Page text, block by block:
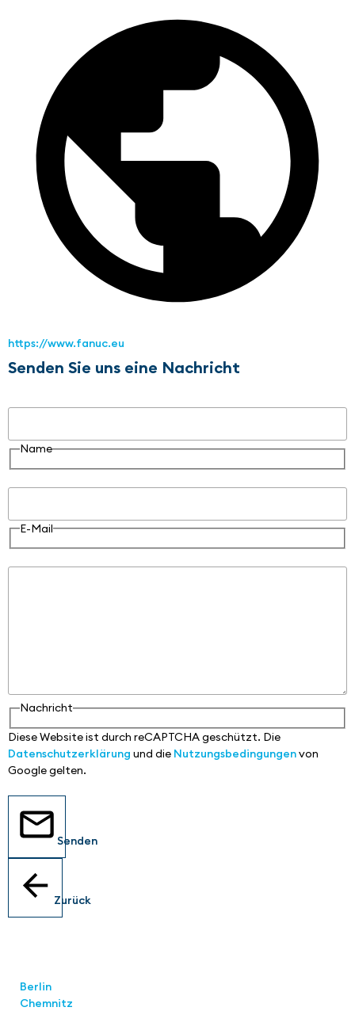
https://www.fanuc.eu
Senden Sie uns eine Nachricht
Name
E-Mail
Nachricht
Diese Website ist durch reCAPTCHA geschützt. Die
Datenschutzerklärung und die Nutzungsbedingungenvon
Google gelten.
Senden
Zurück
Berlin
Chemnitz